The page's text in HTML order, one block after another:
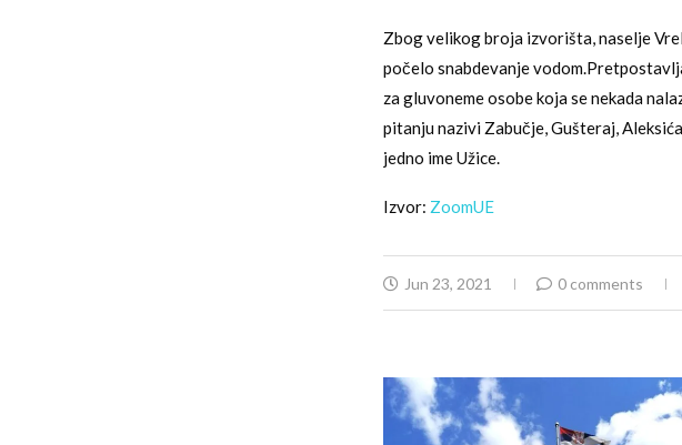
Zbog velikog broja izvorišta, naselje
počelo snabdevanje
za gluvoneme osobe koja se nekada
pitanju nazivi Zabučje, Gušteraj,
jedno ime Užice.
Izvor: ZoomUE
Jun 23, 2021 0 comments